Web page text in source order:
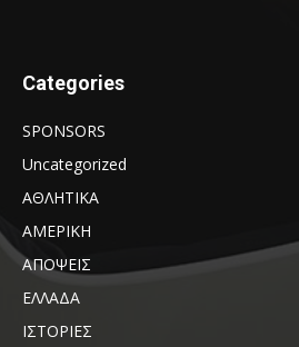
Categories
SPONSORS
Uncategorized
ΑΘΛΗΤΙΚΑ
ΑΜΕΡΙΚΗ
ΑΠΟΨΕΙΣ
ΕΛΛΑΔΑ
ΙΣΤΟΡΙΕΣ